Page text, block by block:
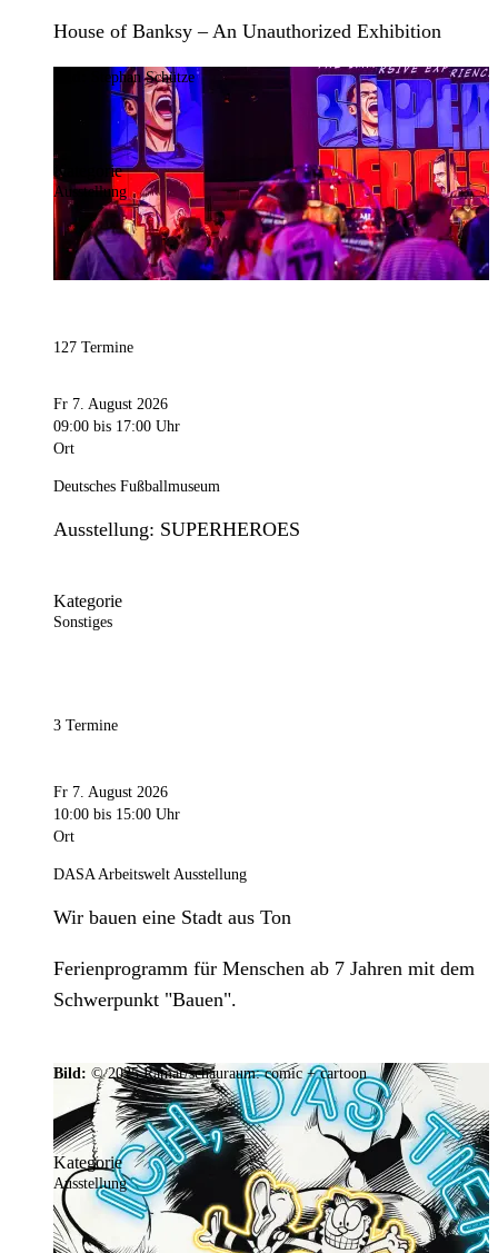
House of Banksy – An Unauthorized Exhibition
Stephan Schütze
Kategorie
Ausstellung
127 Termine
Fr 7. August 2026
09:00 bis 17:00 Uhr
Ort
Deutsches Fußballmuseum
Ausstellung: SUPERHEROES
Kategorie
Sonstiges
3 Termine
Fr 7. August 2026
10:00 bis 15:00 Uhr
Ort
DASA Arbeitswelt Ausstellung
Wir bauen eine Stadt aus Ton
Ferienprogramm für Menschen ab 7 Jahren mit dem
Schwerpunkt "Bauen".
Bild: © 2025 Ramar/schauraum: comic + cartoon
Kategorie
Ausstellung